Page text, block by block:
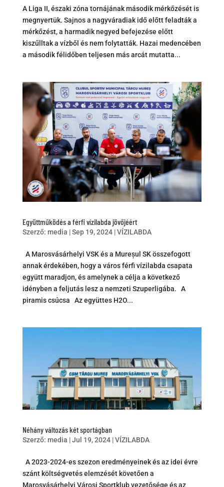
A Liga II, északi zóna tornájának második mérkőzését is
megnyertük. Sajnos a nagyváradiak idő előtt feladták a
mérkőzést, a harmadik negyed befejezése előtt
kiszűlltak a vízből és nem folytatták. Hazai medencében
a második félidőben teljesen más arcát mutatta...
Együttműködés a férfi vízilabda jövőjéért
Szerző: media |Sep 19, 2024|VÍZILABDA
A Marosvásárhelyi VSK és a Mureșul SK összefogott
annak érdekében, hogy a város férfi vízilabda csapata
együtt maradjon, és amelynek a célja a következő
idényben a feljutás lesz a nemzeti Szuperligába. A
piramis csúcsa Az együttes H2O...
Néhány változás két sportágban
Szerző: media |Jul 19, 2024|VÍZILABDA
A 2023-2024-es szezon eredményeinek és az idei évre
szánt költségvetés elemzését követően a
Marosvásárhelyi Városi Sportklub vezetősége és az